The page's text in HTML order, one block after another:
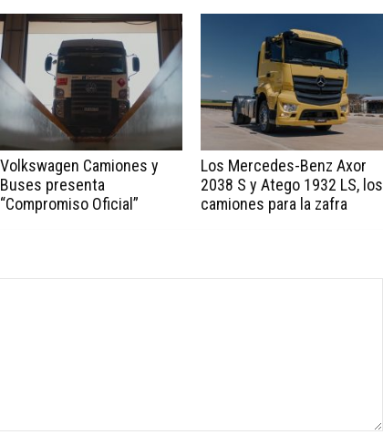
Volkswagen Camiones y
Buses presenta
“Compromiso Oficial”
Los Mercedes-Benz Axor
2038 S y Atego 1932 LS, los
camiones para la zafra